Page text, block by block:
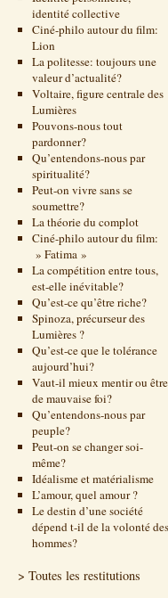
identité collective
Ciné-philo autour du film:
Lion
La politesse: toujours une
valeur d’actualité?
Voltaire, figure centrale des
Lumières
Pouvons-nous tout
pardonner?
Qu’entendons-nous par
spiritualité?
Peut-on vivre sans se
soumettre?
La théorie du complot
Ciné-philo autour du film:
» Fatima »
La compétition entre tous,
est-elle inévitable?
Qu’est-ce qu’être riche?
Spinoza, précurseur des
Lumières ?
Qu’est-ce que le tolérance
aujourd’hui?
Vaut-il mieux mentir ou être
de mauvaise foi?
Qu’entendons-nous par
peuple?
Peut-on se changer soi-
même?
Idéalisme et matérialisme
L’amour, quel amour ?
Le destin d’une société
dépend t-il de la volonté des
hommes?
> Toutes les restitutions